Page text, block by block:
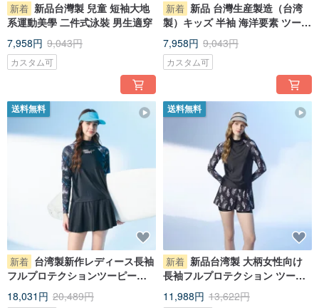
新着 新品台灣製 兒童 短袖大地
系運動美學 二件式泳裝 男生適穿
7,958円 9,043円
カスタム可
新着 新品 台灣生産製造（台湾
製）キッズ 半袖 海洋要素 ツーピ
ース水着 男女児兼用
7,958円 9,043円
カスタム可
送料無料
新着 台湾製新作レディース長袖
フルプロテクションツーピース
水着 視覚的にスリム見え
18,031円 20,489円
送料無料
新着 新品台湾製 大柄女性向け
長袖フルプロテクション ツーピ
ース水着 スポーツファッション
11,988円 13,622円